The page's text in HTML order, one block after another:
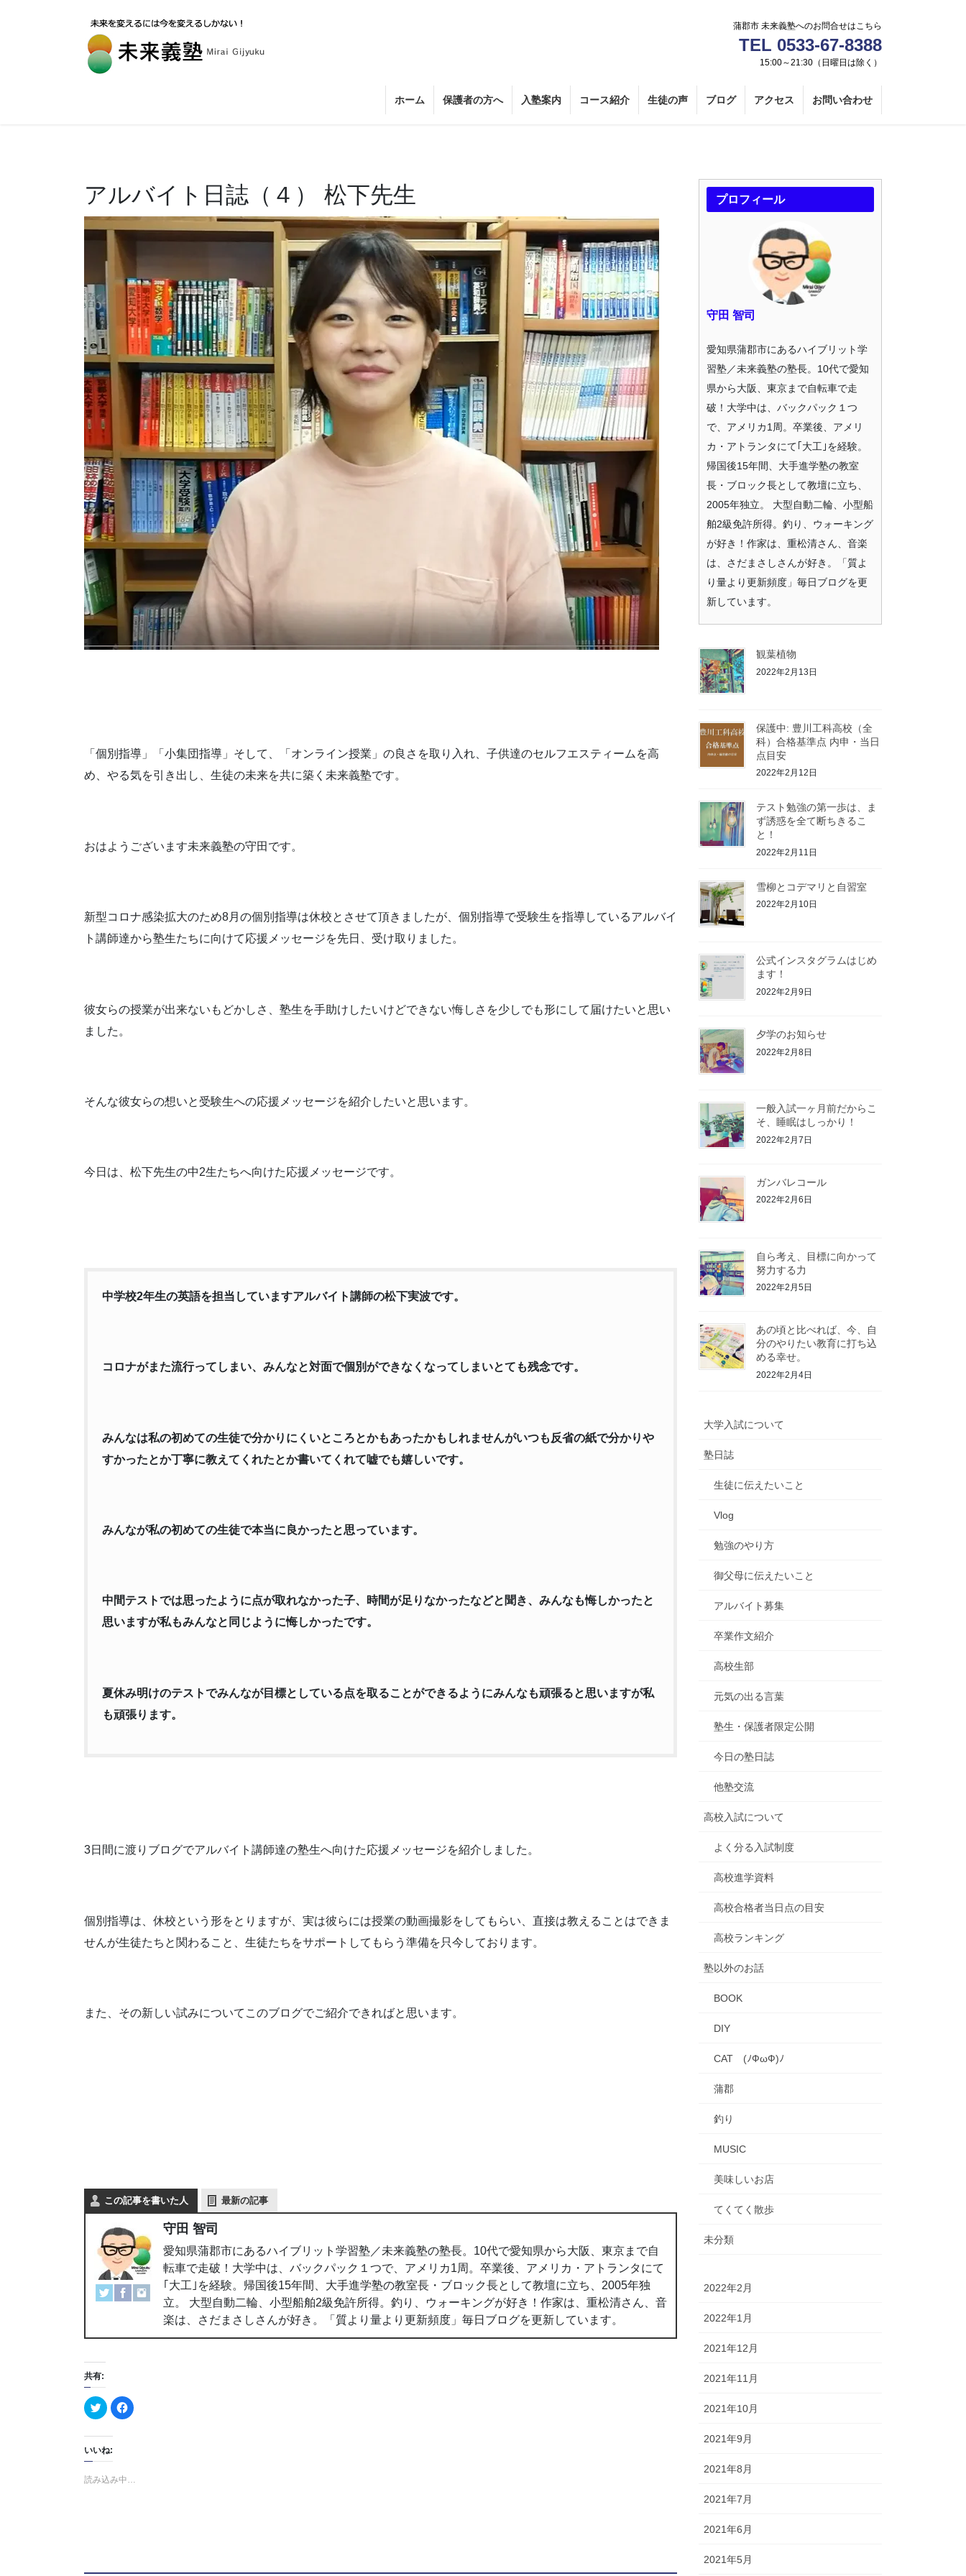
蒲郡市 未来義塾へのお問合せはこちら
TEL 0533-67-8388
15:00～21:30（日曜日は除く）
ホーム 保護者の方へ 入塾案内 コース紹介 生徒の声 ブログ アクセス お問い合わせ
アルバイト日誌（４） 松下先生
「個別指導」「小集団指導」そして、「オンライン授業」の良さを取り入れ、子供達のセルフエスティームを高
め、やる気を引き出し、生徒の未来を共に築く未来義塾です。
おはようございます未来義塾の守田です。
新型コロナ感染拡大のため8月の個別指導は休校とさせて頂きましたが、個別指導で受験生を指導しているアルバイ
ト講師達から塾生たちに向けて応援メッセージを先日、受け取りました。
彼女らの授業が出来ないもどかしさ、塾生を手助けしたいけどできない悔しさを少しでも形にして届けたいと思い
ました。
そんな彼女らの想いと受験生への応援メッセージを紹介したいと思います。
今日は、松下先生の中2生たちへ向けた応援メッセージです。
中学校2年生の英語を担当していますアルバイト講師の松下実波です。
コロナがまた流行ってしまい、みんなと対面で個別ができなくなってしまいとても残念です。
みんなは私の初めての生徒で分かりにくいところとかもあったかもしれませんがいつも反省の紙で分かりや
すかったとか丁寧に教えてくれたとか書いてくれて嘘でも嬉しいです。
みんなが私の初めての生徒で本当に良かったと思っています。
中間テストでは思ったように点が取れなかった子、時間が足りなかったなどと聞き、みんなも悔しかったと
思いますが私もみんなと同じように悔しかったです。
夏休み明けのテストでみんなが目標としている点を取ることができるようにみんなも頑張ると思いますが私
も頑張ります。
3日間に渡りブログでアルバイト講師達の塾生へ向けた応援メッセージを紹介しました。
個別指導は、休校という形をとりますが、実は彼らには授業の動画撮影をしてもらい、直接は教えることはできま
せんが生徒たちと関わること、生徒たちをサポートしてもらう準備を只今しております。
また、その新しい試みについてこのブログでご紹介できればと思います。
この記事を書いた人 最新の記事
守田 智司
愛知県蒲郡市にあるハイブリット学習塾／未来義塾の塾長。10代で愛知県から大阪、東京まで自
転車で走破！大学中は、バックパック１つで、アメリカ1周。卒業後、アメリカ・アトランタにて
｢大工｣を経験。帰国後15年間、大手進学塾の教室長・ブロック長として教壇に立ち、2005年独
立。 大型自動二輪、小型船舶2級免許所得。釣り、ウォーキングが好き！作家は、重松清さん、音
楽は、さだまさしさんが好き。「質より量より更新頻度」毎日ブログを更新しています。
共有:
ク
リ
し
て
T
w
i
t
F
a
共
いいね:
読み込み中…
プロフィール
守田 智司
愛知県蒲郡市にあるハイブリット学
習塾／未来義塾の塾長。10代で愛知
県から大阪、東京まで自転車で走
破！大学中は、バックパック１つ
で、アメリカ1周。卒業後、アメリ
カ・アトランタにて｢大工｣を経験。
帰国後15年間、大手進学塾の教室
長・ブロック長として教壇に立ち、
2005年独立。 大型自動二輪、小型船
舶2級免許所得。釣り、ウォーキング
が好き！作家は、重松清さん、音楽
は、さだまさしさんが好き。「質よ
り量より更新頻度」毎日ブログを更
新しています。
観葉植物
2022年2月13日
保護中: 豊川工科高校（全
科）合格基準点 内申・当日
点目安
2022年2月12日
テスト勉強の第一歩は、ま
ず誘惑を全て断ちきるこ
と！
2022年2月11日
雪柳とコデマリと自習室
2022年2月10日
公式インスタグラムはじめ
ます！
2022年2月9日
夕学のお知らせ
2022年2月8日
一般入試一ヶ月前だからこ
そ、睡眠はしっかり！
2022年2月7日
ガンバレコール
2022年2月6日
自ら考え、目標に向かって
努力する力
2022年2月5日
あの頃と比べれば、今、自
分のやりたい教育に打ち込
める幸せ。
2022年2月4日
大学入試について
塾日誌
生徒に伝えたいこと
Vlog
勉強のやり方
御父母に伝えたいこと
アルバイト募集
卒業作文紹介
高校生部
元気の出る言葉
塾生・保護者限定公開
今日の塾日誌
他塾交流
高校入試について
よく分る入試制度
高校進学資料
高校合格者当日点の目安
高校ランキング
塾以外のお話
BOOK
DIY
CAT (ﾉФωФ)ﾉ
蒲郡
釣り
MUSIC
美味しいお店
てくてく散歩
未分類
2022年2月
2022年1月
2021年12月
2021年11月
2021年10月
2021年9月
2021年8月
2021年7月
2021年6月
2021年5月